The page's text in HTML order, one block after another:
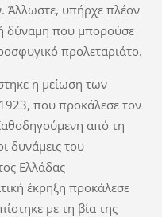
Άλλωστε, υπήρχε πλέον
δύναμη που μπορούσε
προλεταριάτο.
η μείωση των
που προκάλεσε τον
από τη
δυνάμεις του
Ελλάδας
έκρηξη προκάλεσε
με τη βία της